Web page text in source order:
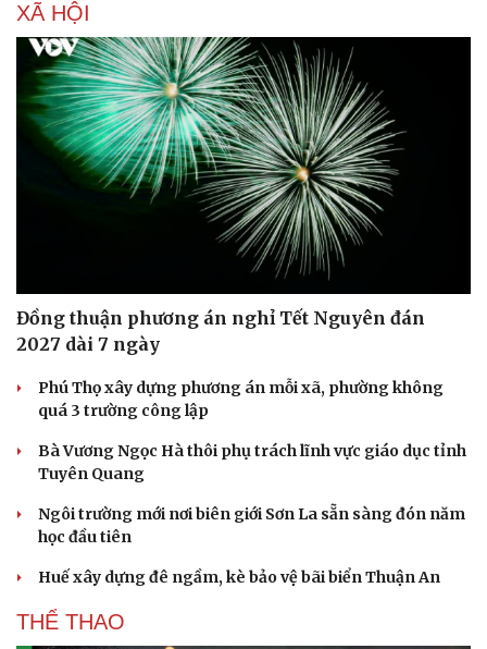
XÃ HỘI
Đồng thuận phương án nghỉ Tết Nguyên đán
2027 dài 7 ngày
Phú Thọ xây dựng phương án mỗi xã, phường không
quá 3 trường công lập
Bà Vương Ngọc Hà thôi phụ trách lĩnh vực giáo dục tỉnh
Tuyên Quang
Ngôi trường mới nơi biên giới Sơn La sẵn sàng đón năm
học đầu tiên
Huế xây dựng đê ngầm, kè bảo vệ bãi biển Thuận An
THỂ THAO